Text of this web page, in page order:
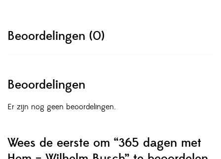
Beoordelingen (0)
Beoordelingen
Er zijn nog geen beoordelingen.
Wees de eerste om “365 dagen met